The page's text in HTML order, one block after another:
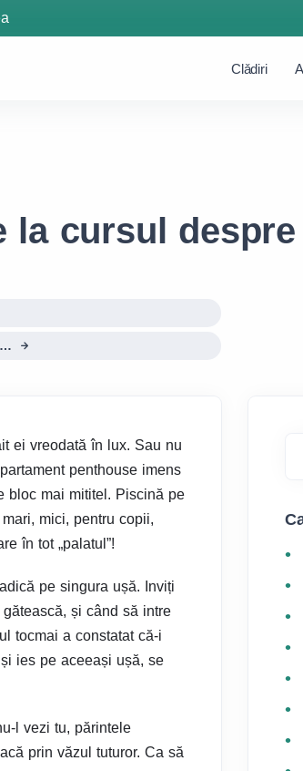
Clǎdiri
cursul
ei vreodată în lux. Sau nu
penthouse imens
bloc mai mititel. Piscină pe
mici, pentru copii,
în tot „palatul”!
pe singura ușă. Inviți
și când să intre
tocmai a constatat că-i
ies pe aceeași ușă, se
l vezi tu, părintele
prin văzul tuturor. Ca să